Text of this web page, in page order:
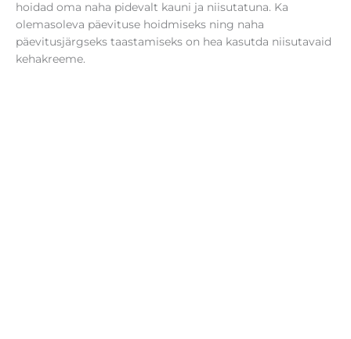
hoidad oma naha pidevalt kauni ja niisutatuna. Ka
olemasoleva päevituse hoidmiseks ning naha
päevitusjärgseks taastamiseks on hea kasutda niisutavaid
kehakreeme.